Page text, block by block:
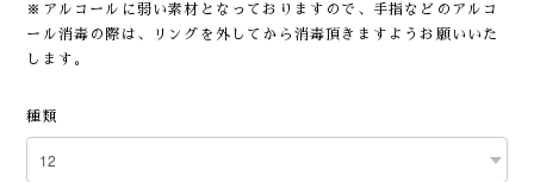
※アルコールに弱い素材となっておりますので、手指などのアルコ
ール消毒の際は、リングを外してから消毒頂きますようお願いいた
します。
種類